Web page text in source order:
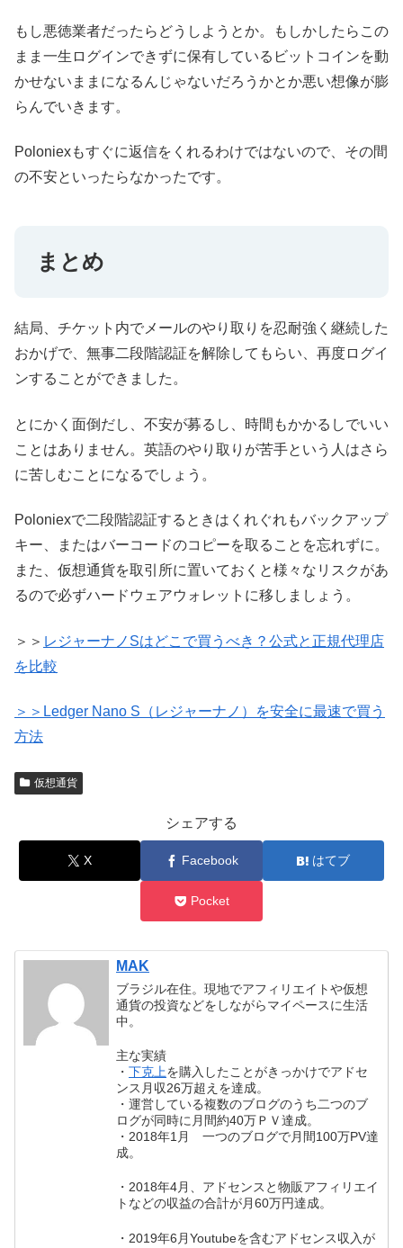
もし悪徳業者だったらどうしようとか。もしかしたらこの
まま一生ログインできずに保有しているビットコインを動
かせないままになるんじゃないだろうかとか悪い想像が膨
らんでいきます。
Poloniexもすぐに返信をくれるわけではないので、その間
の不安といったらなかったです。
まとめ
結局、チケット内でメールのやり取りを忍耐強く継続した
おかげで、無事二段階認証を解除してもらい、再度ログイ
ンすることができました。
とにかく面倒だし、不安が募るし、時間もかかるしでいい
ことはありません。英語のやり取りが苦手という人はさら
に苦しむことになるでしょう。
Poloniexで二段階認証するときはくれぐれもバックアップ
キー、またはバーコードのコピーを取ることを忘れずに。
また、仮想通貨を取引所に置いておくと様々なリスクがあ
るので必ずハードウェアウォレットに移しましょう。
＞＞ レジャーナノSはどこで買うべき？公式と正規代理店
を比較
＞＞Ledger Nano S（レジャーナノ）を安全に最速で買う
方法
仮想通貨
シェアする
X Facebook はてブ
Pocket
MAK
ブラジル在住。現地でアフィリエイトや仮想
通貨の投資などをしながらマイペースに生活
中。
主な実績
・下克上を購入したことがきっかけでアドセ
ンス月収26万超えを達成。
・運営している複数のブログのうち二つのブ
ログが同時に月間約40万ＰＶ達成。
・2018年1月 一つのブログで月間100万PV達
成。
・2018年4月、アドセンスと物販アフィリエイ
トなどの収益の合計が月60万円達成。
・2019年6月Youtubeを含むアドセンス収入が